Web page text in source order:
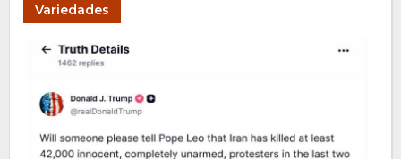
Variedades